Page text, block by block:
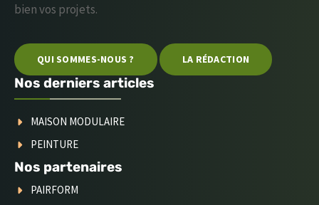
bien vos projets.
QUI SOMMES-NOUS ? LA RÉDACTION
Nos derniers articles
MAISON MODULAIRE
PEINTURE
Nos partenaires
PAIRFORM